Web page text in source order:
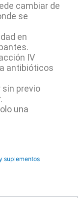
cambiar de
se
en
IV
antibióticos
previo
una
suplementos